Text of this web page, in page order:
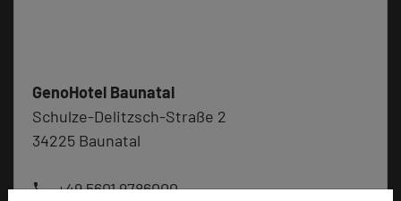
GenoHotel Baunatal
Schulze-Delitzsch-Straße 2
34225 Baunatal
phone +49 5601 9786000